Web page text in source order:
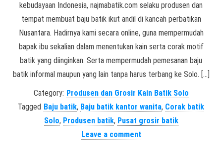
kebudayaan Indonesia, najmabatik.com selaku produsen dan
tempat membuat baju batik ikut andil di kancah perbatikan
Nusantara. Hadirnya kami secara online, guna mempermudah
bapak ibu sekalian dalam menentukan kain serta corak motif
batik yang diinginkan. Serta mempermudah pemesanan baju
batik informal maupun yang lain tanpa harus terbang ke Solo. […]
Category: Produsen dan Grosir Kain Batik Solo
Tagged Baju batik, Baju batik kantor wanita, Corak batik
Solo, Produsen batik, Pusat grosir batik
Leave a comment